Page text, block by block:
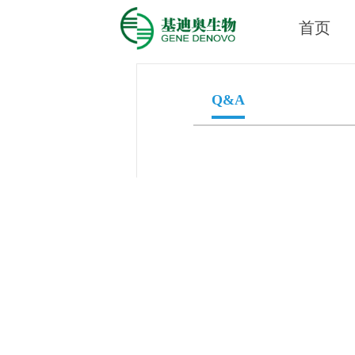
首页
常见问题
Q&A
Q&A